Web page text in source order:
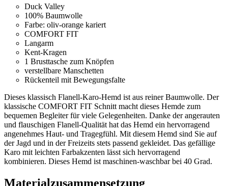
Duck Valley
100% Baumwolle
Farbe: oliv-orange kariert
COMFORT FIT
Langarm
Kent-Kragen
1 Brusttasche zum Knöpfen
verstellbare Manschetten
Rückenteil mit Bewegungsfalte
Dieses klassisch Flanell-Karo-Hemd ist aus reiner Baumwolle. Der
klassische COMFORT FIT Schnitt macht dieses Hemde zum
bequemen Begleiter für viele Gelegenheiten. Danke der angerauten
und flauschigen Flanell-Qualität hat das Hemd ein hervorragend
angenehmes Haut- und Tragegfühl. Mit diesem Hemd sind Sie auf
der Jagd und in der Freizeits stets passend gekleidet. Das gefällige
Karo mit leichten Farbakzenten lässt sich hervorragend
kombinieren. Dieses Hemd ist maschinen-waschbar bei 40 Grad.
Materialzusammensetzung